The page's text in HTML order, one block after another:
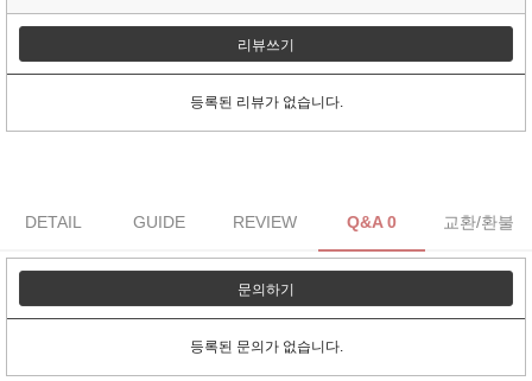
리뷰쓰기
등록된 리뷰가 없습니다.
DETAIL GUIDE REVIEW Q&A 0 교환/환불
문의하기
등록된 문의가 없습니다.